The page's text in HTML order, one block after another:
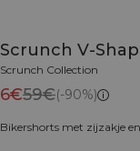
Scrunch V-
Scrunch Collection
6€59€(-90%)
Bikershorts met zijzakje